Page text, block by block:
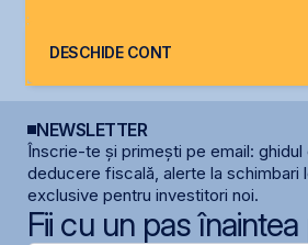
DESCHIDE CONT
NEWSLETTER
Înscrie-te și primești pe email:
deducere fiscală, alerte la schimbari
exclusive pentru investitori noi.
Fii cu un pas înaintea